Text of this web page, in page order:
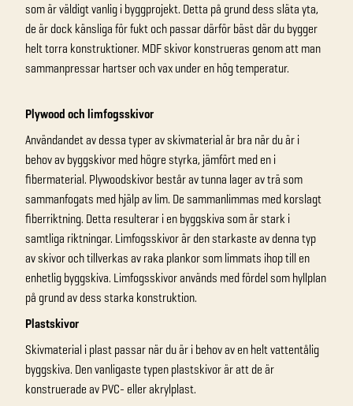
som är väldigt vanlig i byggprojekt. Detta på grund dess släta yta,
de är dock känsliga för fukt och passar därför bäst där du bygger
helt torra konstruktioner. MDF skivor konstrueras genom att man
sammanpressar hartser och vax under en hög temperatur.
Plywood och limfogsskivor
Användandet av dessa typer av skivmaterial är bra när du är i
behov av byggskivor med högre styrka, jämfört med en i
fibermaterial. Plywoodskivor består av tunna lager av trä som
sammanfogats med hjälp av lim. De sammanlimmas med korslagt
fiberriktning. Detta resulterar i en byggskiva som är stark i
samtliga riktningar. Limfogsskivor är den starkaste av denna typ
av skivor och tillverkas av raka plankor som limmats ihop till en
enhetlig byggskiva. Limfogsskivor används med fördel som hyllplan
på grund av dess starka konstruktion.
Plastskivor
Skivmaterial i plast passar när du är i behov av en helt vattentålig
byggskiva. Den vanligaste typen plastskivor är att de är
konstruerade av PVC- eller akrylplast.